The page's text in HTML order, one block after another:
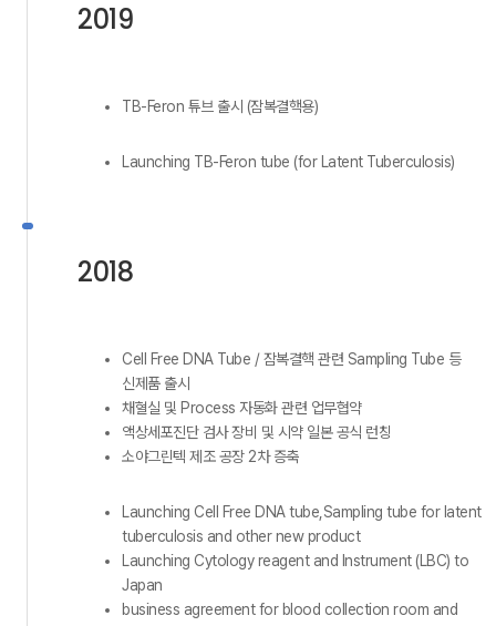
2019
TB-Feron 튜브 출시 (잠복결핵용)
Launching TB-Feron tube (for Latent Tuberculosis)
2018
Cell Free DNA Tube / 잠복결핵 관련 Sampling Tube 등
신제품 출시
채혈실 및 Process 자동화 관련 업무협약
액상세포진단 검사 장비 및 시약 일본 공식 런칭
소야그린텍 제조 공장 2차 증축
Launching Cell Free DNA tube,Sampling tube for latent
tuberculosis and other new product
Launching Cytology reagent and Instrument (LBC) to
Japan
business agreement for blood collection room and